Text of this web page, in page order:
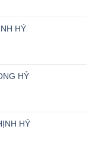
HỶ
HỶ
HỶ